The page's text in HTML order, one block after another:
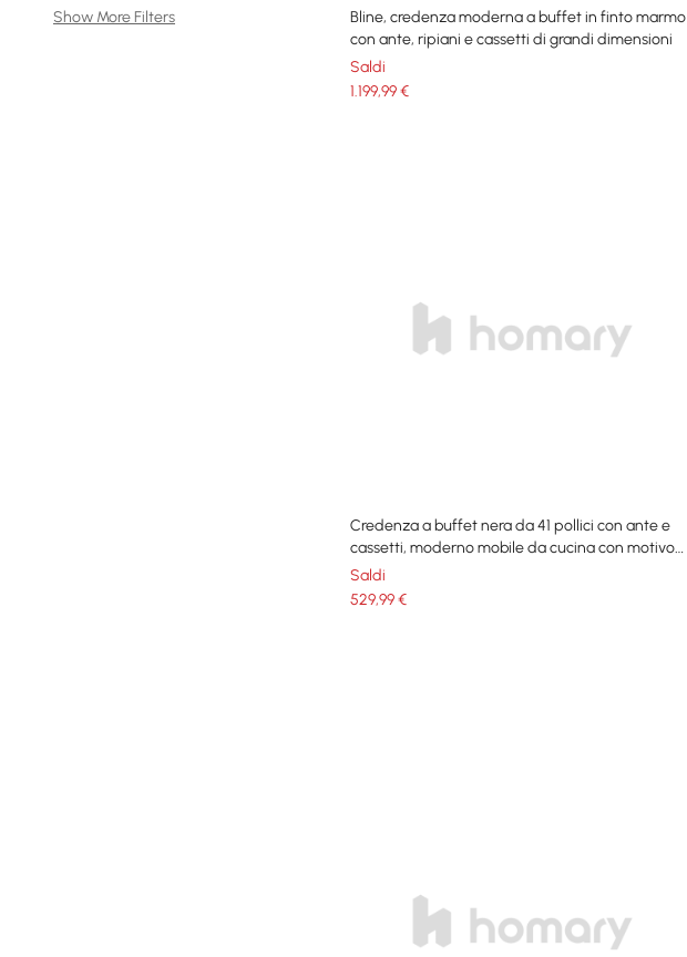
Show More Filters
Bline, credenza moderna a buffet in finto marmo
con ante, ripiani e cassetti di grandi dimensioni
Saldi
1.199,99€
Credenza a buffet nera da 41 pollici con ante e
cassetti, moderno mobile da cucina con motivo
circolare
Saldi
529,99€